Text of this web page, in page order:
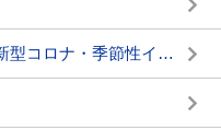
診療所受診時の注意点について（新型コロナ・季節性インフルエンザ対策）